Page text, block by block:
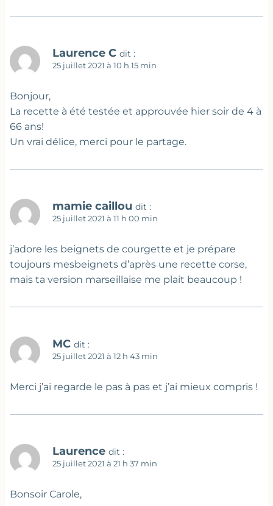
Laurence C dit :
25 juillet 2021 à 10 h 15 min
Bonjour,
La recette à été testée et approuvée hier soir de 4 à
66 ans!
Un vrai délice, merci pour le partage.
mamie caillou dit :
25 juillet 2021 à 11 h 00 min
j’adore les beignets de courgette et je prépare
toujours mesbeignets d’après une recette corse,
mais ta version marseillaise me plait beaucoup !
MC dit :
25 juillet 2021 à 12 h 43 min
Merci j’ai regarde le pas à pas et j’ai mieux compris !
Laurence dit :
25 juillet 2021 à 21 h 37 min
Bonsoir Carole,